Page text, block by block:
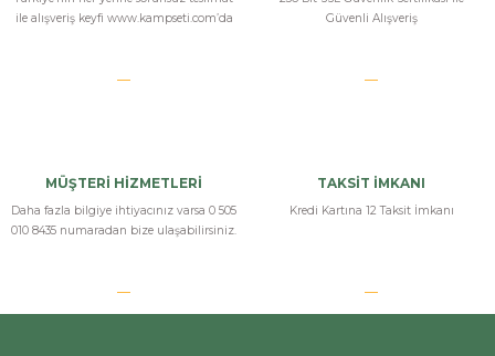
Hatsan Factor RC PCP Havalı Tüfek
m... a... | 15/04/2025
ile alışveriş keyfi www.kampseti.com’da
Güvenli Alışveriş
MÜŞTERİ HİZMETLERİ
Daha fazla bilgiye ihtiyacınız varsa 0 505
010 8435 numaradan bize ulaşabilirsiniz.
TAKSİT İMKANI
Kredi Kartına 12 Taksit İmkanı